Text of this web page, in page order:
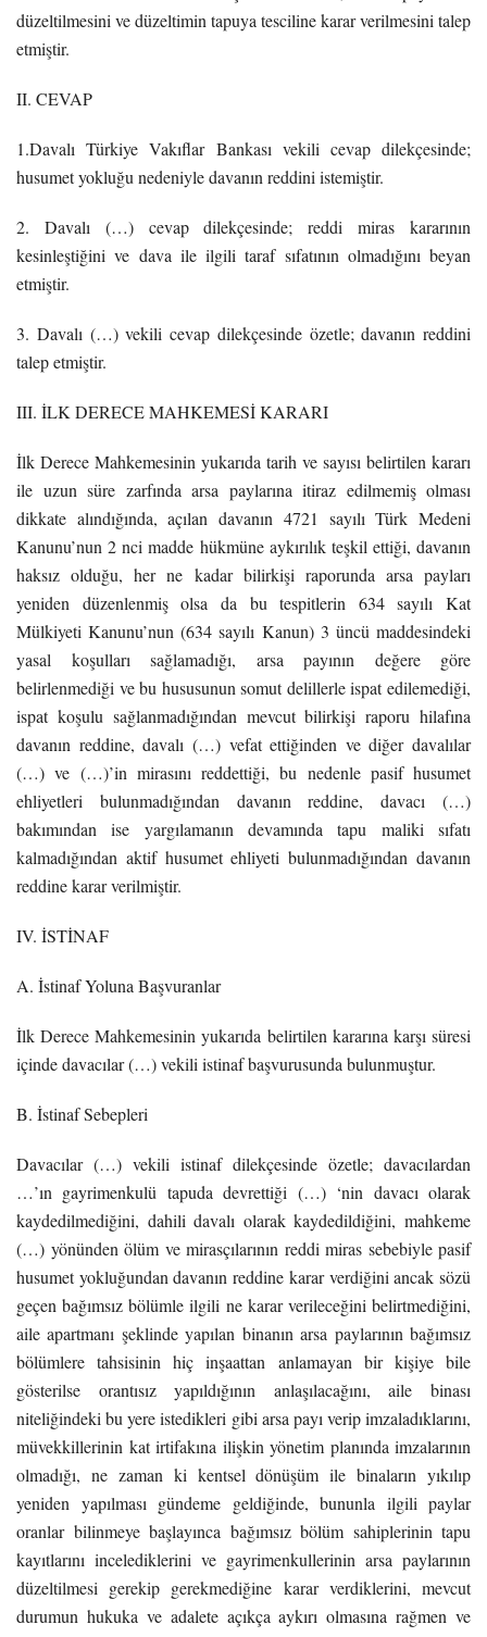
düzeltilmesini ve düzeltimin tapuya tesciline karar verilmesini talep
etmiştir.
II. CEVAP
1.Davalı Türkiye Vakıflar Bankası vekili cevap dilekçesinde;
husumet yokluğu nedeniyle davanın reddini istemiştir.
2. Davalı (…) cevap dilekçesinde; reddi miras kararının
kesinleştiğini ve dava ile ilgili taraf sıfatının olmadığını beyan
etmiştir.
3. Davalı (…) vekili cevap dilekçesinde özetle; davanın reddini
talep etmiştir.
III. İLK DERECE MAHKEMESİ KARARI
İlk Derece Mahkemesinin yukarıda tarih ve sayısı belirtilen kararı
ile uzun süre zarfında arsa paylarına itiraz edilmemiş olması
dikkate alındığında, açılan davanın 4721 sayılı Türk Medeni
Kanunu’nun 2 nci madde hükmüne aykırılık teşkil ettiği, davanın
haksız olduğu, her ne kadar bilirkişi raporunda arsa payları
yeniden düzenlenmiş olsa da bu tespitlerin 634 sayılı Kat
Mülkiyeti Kanunu’nun (634 sayılı Kanun) 3 üncü maddesindeki
yasal koşulları sağlamadığı, arsa payının değere göre
belirlenmediği ve bu hususunun somut delillerle ispat edilemediği,
ispat koşulu sağlanmadığından mevcut bilirkişi raporu hilafına
davanın reddine, davalı (…) vefat ettiğinden ve diğer davalılar
(…) ve (…)’in mirasını reddettiği, bu nedenle pasif husumet
ehliyetleri bulunmadığından davanın reddine, davacı (…)
bakımından ise yargılamanın devamında tapu maliki sıfatı
kalmadığından aktif husumet ehliyeti bulunmadığından davanın
reddine karar verilmiştir.
IV. İSTİNAF
A. İstinaf Yoluna Başvuranlar
İlk Derece Mahkemesinin yukarıda belirtilen kararına karşı süresi
içinde davacılar (…) vekili istinaf başvurusunda bulunmuştur.
B. İstinaf Sebepleri
Davacılar (…) vekili istinaf dilekçesinde özetle; davacılardan
…’ın gayrimenkulü tapuda devrettiği (…) ‘nin davacı olarak
kaydedilmediğini, dahili davalı olarak kaydedildiğini, mahkeme
(…) yönünden ölüm ve mirasçılarının reddi miras sebebiyle pasif
husumet yokluğundan davanın reddine karar verdiğini ancak sözü
geçen bağımsız bölümle ilgili ne karar verileceğini belirtmediğini,
aile apartmanı şeklinde yapılan binanın arsa paylarının bağımsız
bölümlere tahsisinin hiç inşaattan anlamayan bir kişiye bile
gösterilse orantısız yapıldığının anlaşılacağını, aile binası
niteliğindeki bu yere istedikleri gibi arsa payı verip imzaladıklarını,
müvekkillerinin kat irtifakına ilişkin yönetim planında imzalarının
olmadığı, ne zaman ki kentsel dönüşüm ile binaların yıkılıp
yeniden yapılması gündeme geldiğinde, bununla ilgili paylar
oranlar bilinmeye başlayınca bağımsız bölüm sahiplerinin tapu
kayıtlarını incelediklerini ve gayrimenkullerinin arsa paylarının
düzeltilmesi gerekip gerekmediğine karar verdiklerini, mevcut
durumun hukuka ve adalete açıkça aykırı olmasına rağmen ve